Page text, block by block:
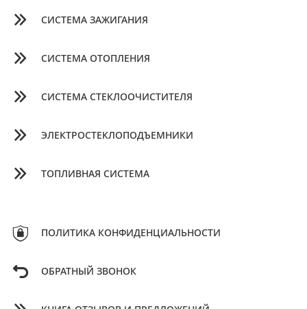
СИСТЕМА ЗАЖИГАНИЯ
СИСТЕМА ОТОПЛЕНИЯ
СИСТЕМА СТЕКЛООЧИСТИТЕЛЯ
ЭЛЕКТРОСТЕКЛОПОДЪЕМНИКИ
ТОПЛИВНАЯ СИСТЕМА
ПОЛИТИКА КОНФИДЕНЦИАЛЬНОСТИ
ОБРАТНЫЙ ЗВОНОК